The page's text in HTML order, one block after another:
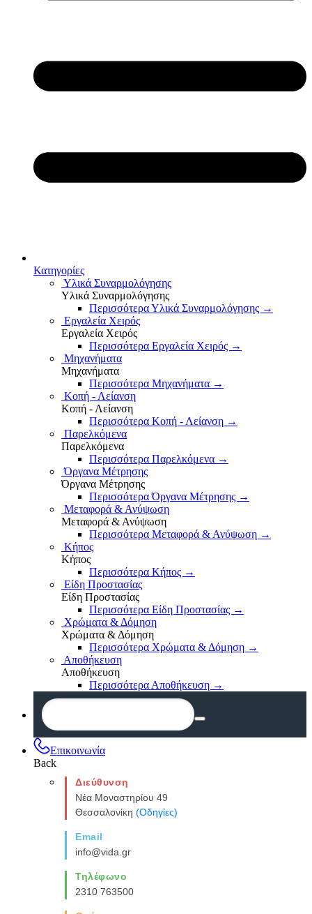
Κατηγορίες
Υλικά Συναρμολόγησης
Υλικά Συναρμολόγησης
Περισσότερα Υλικά Συναρμολόγησης →
Εργαλεία Χειρός
Εργαλεία Χειρός
Περισσότερα Εργαλεία Χειρός →
Μηχανήματα
Μηχανήματα
Περισσότερα Μηχανήματα →
Κοπή - Λείανση
Κοπή - Λείανση
Περισσότερα Κοπή - Λείανση →
Παρελκόμενα
Παρελκόμενα
Περισσότερα Παρελκόμενα →
Όργανα Μέτρησης
Όργανα Μέτρησης
Περισσότερα Όργανα Μέτρησης →
Μεταφορά & Ανύψωση
Μεταφορά & Ανύψωση
Περισσότερα Μεταφορά & Ανύψωση →
Κήπος
Κήπος
Περισσότερα Κήπος →
Είδη Προστασίας
Είδη Προστασίας
Περισσότερα Είδη Προστασίας →
Χρώματα & Δόμηση
Χρώματα & Δόμηση
Περισσότερα Χρώματα & Δόμηση →
Αποθήκευση
Αποθήκευση
Περισσότερα Αποθήκευση →
Επικοινωνία
Back
Διεύθυνση
Νέα Μοναστηρίου 49
Θεσσαλονίκη (Οδηγίες)
Email
info@vida.gr
Τηλέφωνο
2310 763500